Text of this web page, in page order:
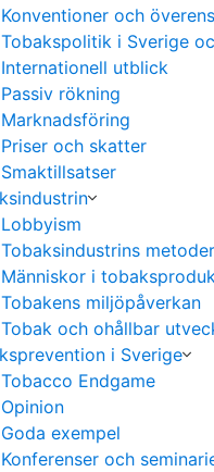
Konventioner och
Tobakspolitik i Sverige
Internationell utblick
Passiv rökning
Marknadsföring
Priser och skatter
Smaktillsatser
Lobbyism
Tobaksindustrins metoder
Människor i
Tobakens miljöpåverkan
Tobak och ohållbar
i Sverige
Tobacco Endgame
Opinion
Goda exempel
Konferenser och